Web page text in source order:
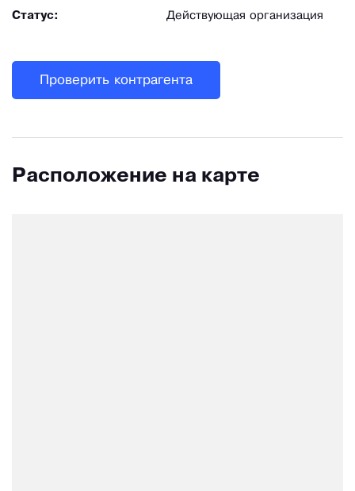
Статус: Действующая организация
Проверить контрагента
Расположение на карте